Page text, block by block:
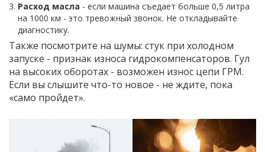
Расход масла - если машина съедает больше 0,5 литра
на 1000 км - это тревожный звонок. Не откладывайте
диагностику.
Также посмотрите на шумы: стук при холодном
запуске - признак износа гидрокомпенсаторов. Гул
на высоких оборотах - возможен износ цепи ГРМ.
Если вы слышите что-то новое - не ждите, пока
«само пройдет».